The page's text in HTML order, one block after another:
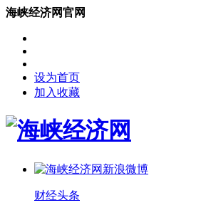
海峡经济网官网
设为首页
加入收藏
财经头条